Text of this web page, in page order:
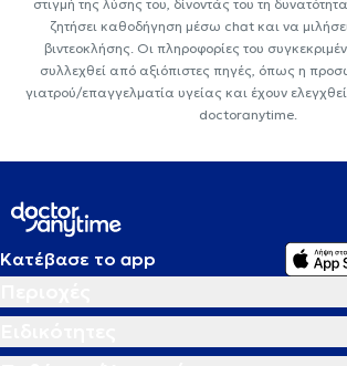
στιγμή της λύσης του, δίνοντάς του τη
ζητήσει καθοδήγηση μέσω chat και να
βιντεοκλήσης. Οι πληροφορίες του
συλλεχθεί από αξιόπιστες πηγές, όπως η
γιατρού/επαγγελματία υγείας και έχουν
doctoranytime.
Κατέβασε το app